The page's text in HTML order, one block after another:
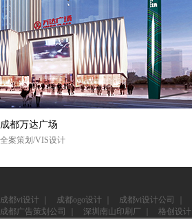
成都万达广场
全案策划/VIS设计
成都vi设计 成都ogo设计 成都vi设计公司
成都广告策划公司
深圳南山印刷厂 格创设计